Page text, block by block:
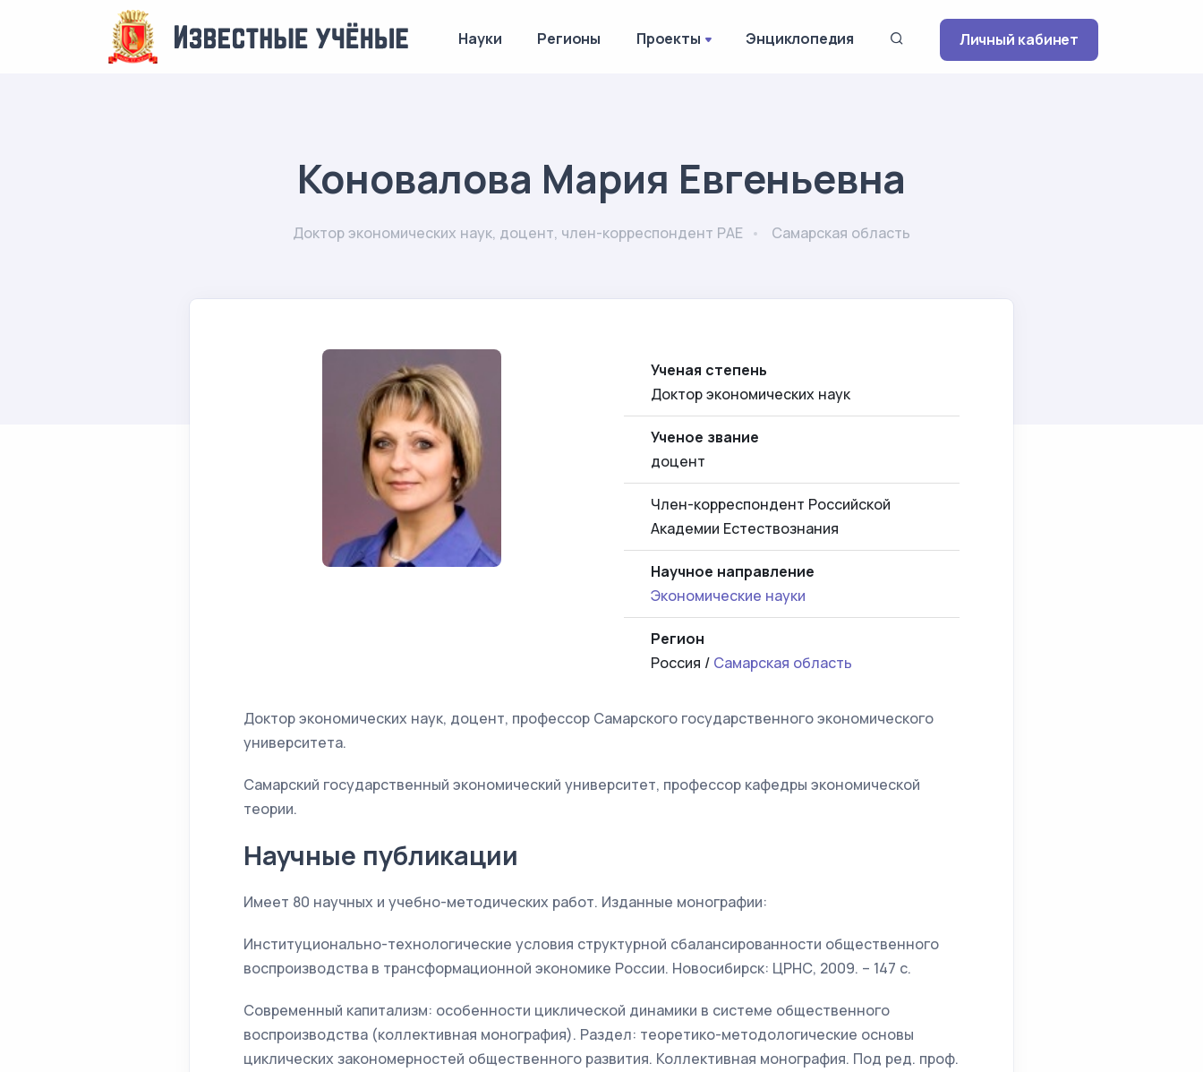
Науки Регионы Проекты Энциклопедия Личный кабинет
Коновалова Мария Евгеньевна
Доктор экономических наук, доцент, член-корреспондент РАЕ Самарская область
Ученая степень
Доктор экономических наук
Ученое звание
доцент
Член-корреспондент Российской
Академии Естествознания
Научное направление
Экономические науки
Регион
Россия / Самарская область
Доктор экономических наук, доцент, профессор Самарского государственного экономического
университета.
Самарский государственный экономический университет, профессор кафедры экономической
теории.
Научные публикации
Имеет 80 научных и учебно-методических работ. Изданные монографии:
Институционально-технологические условия структурной сбалансированности общественного
воспроизводства в трансформационной экономике России. Новосибирск: ЦРНС, 2009. – 147 с.
Современный капитализм: особенности циклической динамики в системе общественного
воспроизводства (коллективная монография). Раздел: теоретико-методологические основы
циклических закономерностей общественного развития. Коллективная монография. Под ред. проф.